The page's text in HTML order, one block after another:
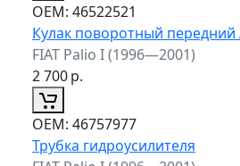
ОЕМ: 46522521
Кулак поворотный передний
FIAT Palio I (1996—2001)
2 700р.
ОЕМ: 46757977
Трубка гидроусилителя